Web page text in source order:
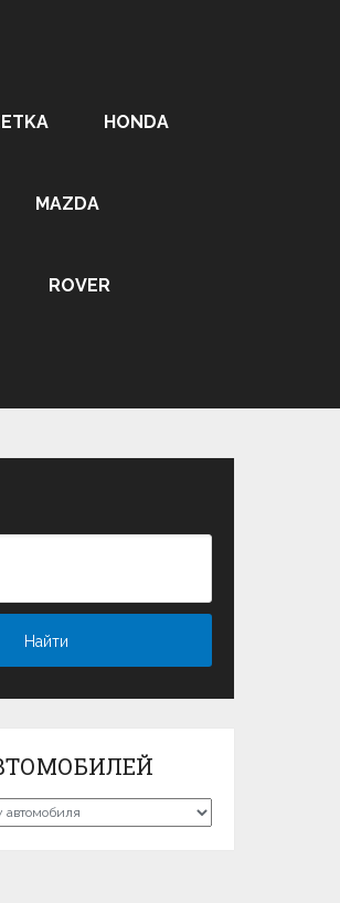
HONDA
MAZDA
ROVER